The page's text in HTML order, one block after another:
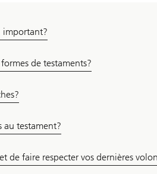
important?
de testaments?
au testament?
de faire respecter vos dernières